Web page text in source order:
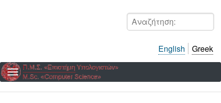
Αναζήτηση:
English Greek